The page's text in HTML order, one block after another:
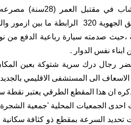
بالطريق الجهوية 320
ابناء نفس الدوار .
رجال درك سرية شتوكة بعين
الى المستشفى الاقليمي
ان هذا المقطع الطرقي يعتبر
الجمعيات المحلية 'جمعية الشجرة
تحديد السرعة بمقطع ذو كثافة